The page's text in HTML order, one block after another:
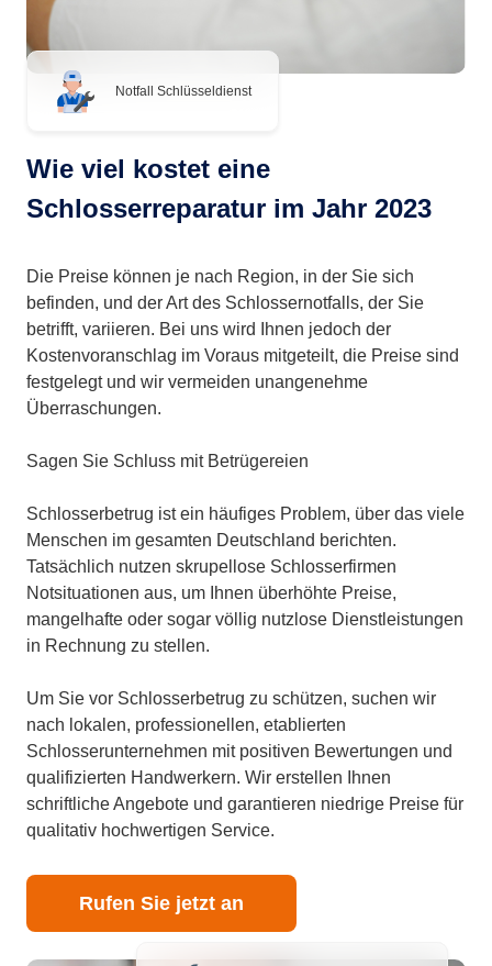
Notfall Schlüsseldienst
Wie viel kostet eine
Schlosserreparatur im Jahr 2023
Die Preise können je nach Region, in der Sie sich
befinden, und der Art des Schlossernotfalls, der Sie
betrifft, variieren. Bei uns wird Ihnen jedoch der
Kostenvoranschlag im Voraus mitgeteilt, die Preise sind
festgelegt und wir vermeiden unangenehme
Überraschungen.
Sagen Sie Schluss mit Betrügereien
Schlosserbetrug ist ein häufiges Problem, über das viele
Menschen im gesamten Deutschland berichten.
Tatsächlich nutzen skrupellose Schlosserfirmen
Notsituationen aus, um Ihnen überhöhte Preise,
mangelhafte oder sogar völlig nutzlose Dienstleistungen
in Rechnung zu stellen.
Um Sie vor Schlosserbetrug zu schützen, suchen wir
nach lokalen, professionellen, etablierten
Schlosserunternehmen mit positiven Bewertungen und
qualifizierten Handwerkern. Wir erstellen Ihnen
schriftliche Angebote und garantieren niedrige Preise für
qualitativ hochwertigen Service.
Rufen Sie jetzt an